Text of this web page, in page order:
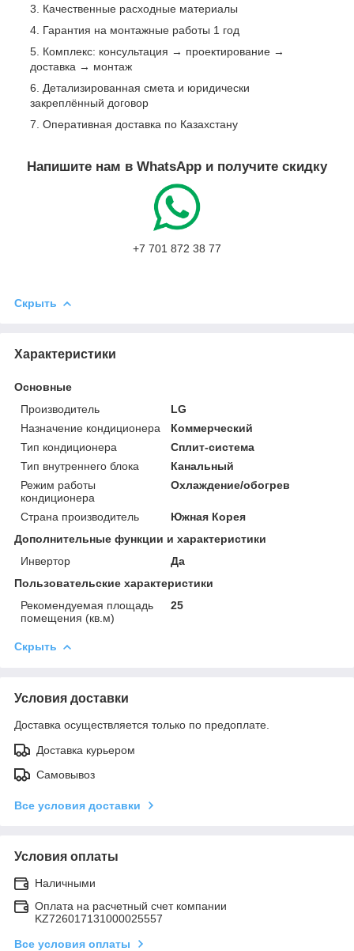
Качественные расходные материалы
Гарантия на монтажные работы 1 год
Комплекс: консультация → проектирование →
доставка → монтаж
Детализированная смета и юридически
закреплённый договор
Оперативная доставка по Казахстану
Напишите нам в WhatsApp и получите скидку
+7 701 872 38 77
Скрыть
Характеристики
Основные
Производитель
LG
Назначение кондиционера
Коммерческий
Тип кондиционера
Сплит-система
Тип внутреннего блока
Канальный
Режим работы
кондиционера
Охлаждение/обогрев
Страна производитель
Южная Корея
Дополнительные функции и характеристики
Инвертор
Да
Пользовательские характеристики
Рекомендуемая площадь
помещения (кв.м)
25
Скрыть
Условия доставки
Доставка осуществляется только по предоплате.
Доставка курьером
Самовывоз
Все условия доставки
Условия оплаты
Наличными
Оплата на расчетный счет компании
KZ726017131000025557
Все условия оплаты